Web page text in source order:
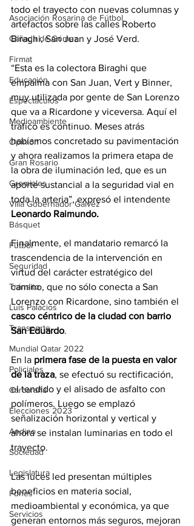
Asociación Rosarina de Fútbol
Cañada de Gómez
Firmat
Educación
Espectáculos
Medioambiente
Opinión
Gran Rosario
Gremiales
Villa Gobernador Gálvez
Básquet
Fútbol
Seguridad
Tránsito
Luis Palacios
Transporte
Mundial Qatar 2022
Policiales
Carcarañá
Elecciones 2023
Andino
Sociedad
Legislatura
Funes
Servicios
todo el trayecto con nuevas columnas y
artefactos sobre las calles Roberto
Biraghi, San Juan y José Verd.
“Esta es la colectora Biraghi que
empalma con San Juan, Vert y Binner,
muy utilizada por gente de San Lorenzo
que va a Ricardone y viceversa. Aquí el
tráfico es continuo. Meses atrás
habíamos concretado su pavimentación
y ahora realizamos la primera etapa de
la obra de iluminación led, que es un
aporte sustancial a la seguridad vial en
toda la arteria”, expresó el intendente
Leonardo Raimundo.
Finalmente, el mandatario remarcó la
trascendencia de la intervención en
virtud del carácter estratégico del
camino, que no sólo conecta a San
Lorenzo con Ricardone, sino también el
casco céntrico de la ciudad con barrio
San Eduardo.
En la primera fase de la puesta en valor
de la traza, se efectuó su rectificación,
el tendido y el alisado de asfalto con
polímeros. Luego se emplazó
señalización horizontal y vertical y
ahora se instalan luminarias en todo el
trayecto.
Las luces led presentan múltiples
beneficios en materia social,
medioambiental y económica, ya que
generan entornos más seguros, mejoran